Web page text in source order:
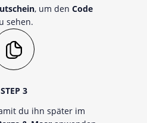
, um den Code
sehen.
STEP 3
du ihn später im